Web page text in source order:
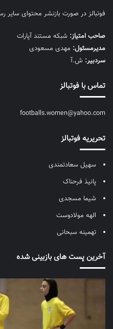
فوتبالز در صورت بازنشر محتوای سایر
صاحب امتیاز: شبکه مستند آپارات
مديرمسئول: مهدی مسعودی
سردبیر: ش.آ
تماس با فوتبالز
footballs.women@yahoo.com
تحریریه فوتبالز
سهیل سعادتمندی
پانیذ فرحناک
شیما مسجدی
الهه مولادوست
تهمینه سبحانی
آخرین پست های بازبینی شده